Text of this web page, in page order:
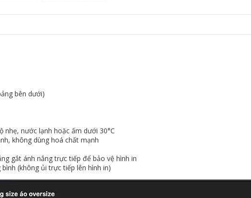
bên dưới)
nhẹ, nước lạnh hoặc ấm dưới 30°C
không dùng hoá chất mạnh
gắt ánh nắng trực tiếp để bảo vệ hình in
(không ủi trực tiếp lên hình in)